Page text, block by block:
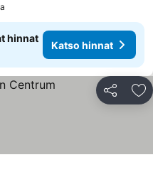
hinnat
Katso hinnat
Jaa